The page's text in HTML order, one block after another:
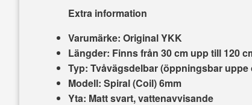
Extra information
Varumärke: Original YKK
Längder: Finns från 30 cm upp till 120
Typ: Tvåvägsdelbar (öppningsbar uppe
Modell: Spiral (Coil) 6mm
Yta: Matt svart, vattenavvisande